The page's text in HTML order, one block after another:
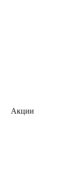
Акции